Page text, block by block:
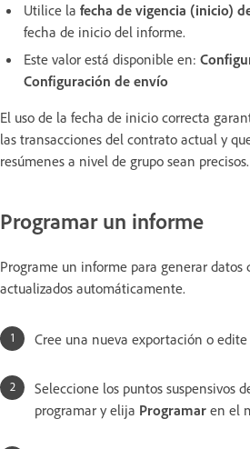
Utilice la fecha de vigencia (inicio)
fecha de inicio del informe.
Este valor está disponible en:
Configuración de envío
El uso de la fecha de inicio correcta
las transacciones del contrato actual y
resúmenes a nivel de grupo sean precisos.
Programar un informe
Programe un informe para generar datos
actualizados automáticamente.
Cree una nueva exportación o
Seleccione los puntos suspensivos
programar y elija Programar en el